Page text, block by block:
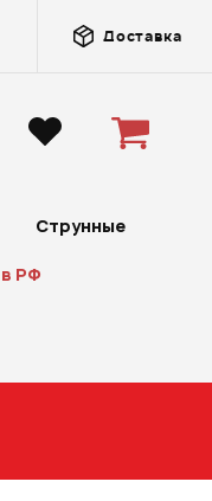
Доставка
Струнные
РФ